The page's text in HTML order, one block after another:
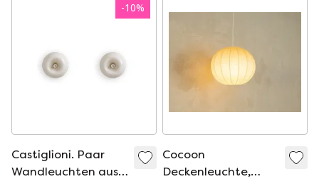
-10%
Castiglioni. Paar
Wandleuchten aus
Cocoon
Deckenleuchte,